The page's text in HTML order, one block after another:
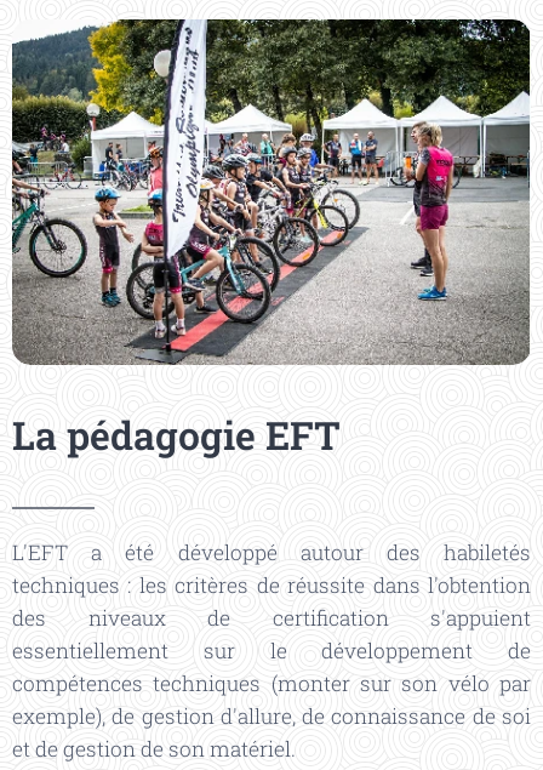
La pédagogie EFT
L'EFT a été développé autour des habiletés
techniques : les critères de réussite dans l'obtention
des niveaux de certification s'appuient
essentiellement sur le développement de
compétences techniques (monter sur son vélo par
exemple), de gestion d'allure, de connaissance de soi
et de gestion de son matériel.